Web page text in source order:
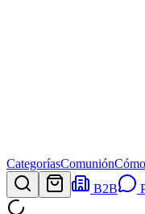
CategoríasComunión
B2B